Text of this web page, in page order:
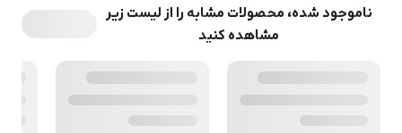
ناموجود شده، محصولات مشابه را از لیست زیر
مشاهده کنید